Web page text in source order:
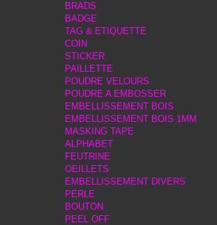
BRADS
BADGE
TAG & ETIQUETTE
COIN
STICKER
PAILLETTE
POUDRE VELOURS
POUDRE A EMBOSSER
EMBELLISSEMENT BOIS
EMBELLISSEMENT BOIS 1MM
MASKING TAPE
ALPHABET
FEUTRINE
OEILLETS
EMBELLISSEMENT DIVERS
PERLE
BOUTON
PEEL OFF